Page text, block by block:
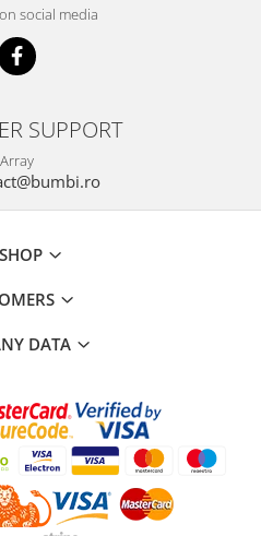
social media
SUPPORT
Array
DATA